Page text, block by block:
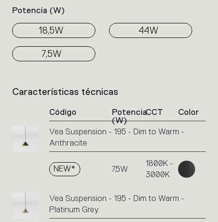
Potencia (w)
18,5W 44W
7,5W
List
Click
icons
perform
Características técnicas
Código
Potencia
(W)
CCT Color
Vea Suspension - 195 - Dim to Warm -
Anthracite
NEW* 7,5W
1800K -
3000K
Vea Suspension - 195 - Dim to Warm -
Platinum Grey